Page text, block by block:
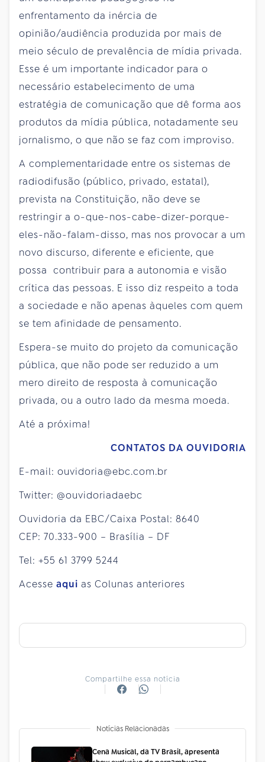
enfrentamento da inércia de
opinião/audiência produzida por mais de
meio século de prevalência de mídia privada.
Esse é um importante indicador para o
necessário estabelecimento de uma
estratégia de comunicação que dê forma aos
produtos da mídia pública, notadamente seu
jornalismo, o que não se faz com improviso.
A complementaridade entre os sistemas de
radiodifusão (público, privado, estatal),
prevista na Constituição, não deve se
restringir a o-que-nos-cabe-dizer-porque-
eles-não-falam-disso, mas nos provocar a um
novo discurso, diferente e eficiente, que
possa contribuir para a autonomia e visão
crítica das pessoas. E isso diz respeito a toda
a sociedade e não apenas àqueles com quem
se tem afinidade de pensamento.
Espera-se muito do projeto da comunicação
pública, que não pode ser reduzido a um
mero direito de resposta à comunicação
privada, ou a outro lado da mesma moeda.
Até a próxima!
CONTATOS DA OUVIDORIA
E-mail: ouvidoria@ebc.com.br
Twitter: @ouvidoriadaebc
Ouvidoria da EBC/Caixa Postal: 8640
CEP: 70.333-900 – Brasília – DF
Tel: +55 61 3799 5244
Acesse aqui as Colunas anteriores
Compartilhe essa notícia
Notícias Relacionadas
Cena Musical, da TV Brasil, apresenta